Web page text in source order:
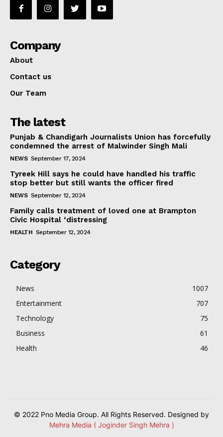
Company
About
Contact us
Our Team
The latest
Punjab & Chandigarh Journalists Union has forcefully
condemned the arrest of Malwinder Singh Mali
NEWS September 17, 2024
Tyreek Hill says he could have handled his traffic
stop better but still wants the officer fired
NEWS September 12, 2024
Family calls treatment of loved one at Brampton
Civic Hospital ‘distressing
HEALTH September 12, 2024
Category
News
1007
Entertainment
707
Technology
75
Business
61
Health
46
© 2022 Pno Media Group. All Rights Reserved. Designed by
Mehra Media ( Joginder Singh Mehra )